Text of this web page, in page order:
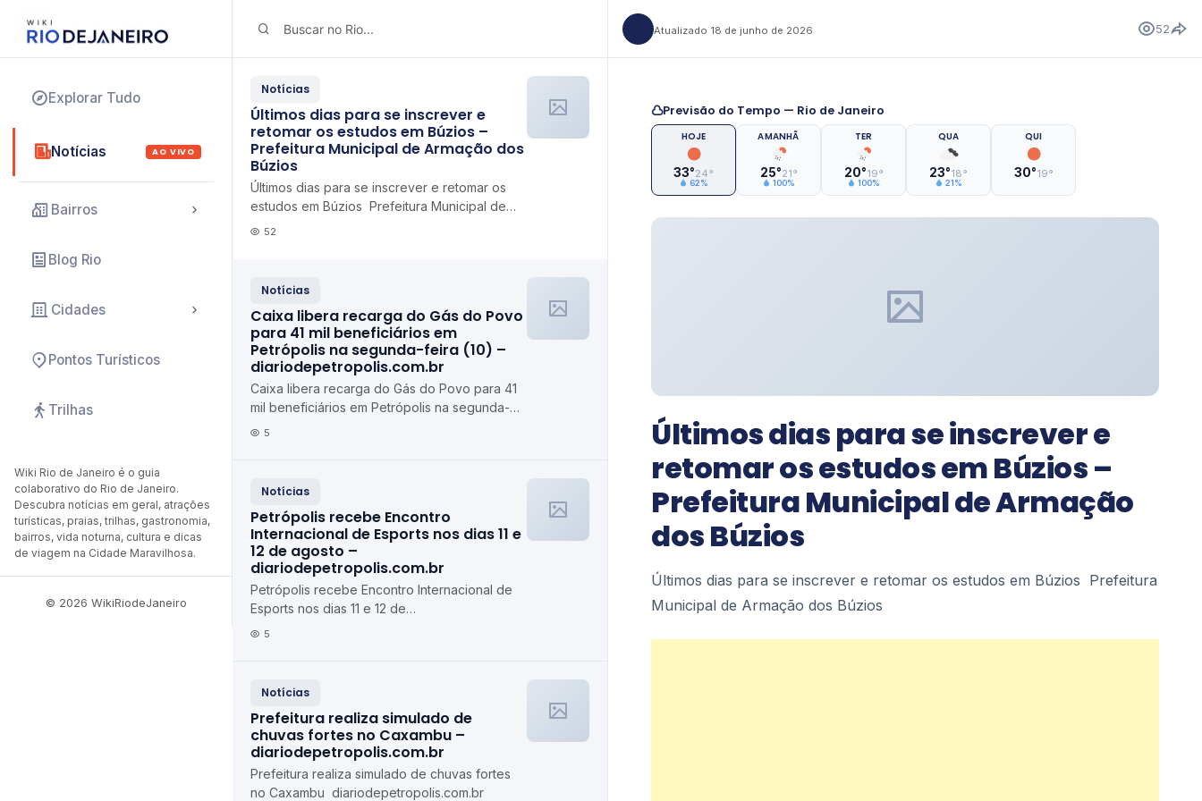
Explorar Tudo
Notícias AO VIVO
Bairros
Blog Rio
Cidades
Pontos Turísticos
Trilhas
Wiki Rio de Janeiro é o guia
colaborativo do Rio de Janeiro.
Descubra notícias em geral, atrações
turísticas, praias, trilhas, gastronomia,
bairros, vida noturna, cultura e dicas
de viagem na Cidade Maravilhosa.
© 2026 WikiRiodeJaneiro
Notícias
Últimos dias para se inscrever e
retomar os estudos em Búzios –
Prefeitura Municipal de Armação dos
Búzios
Últimos dias para se inscrever e retomar os
estudos em Búzios Prefeitura Municipal de
Armação dos Búzios
52
Notícias
Caixa libera recarga do Gás do Povo
para 41 mil beneficiários em
Petrópolis na segunda-feira (10) –
diariodepetropolis.com.br
Caixa libera recarga do Gás do Povo para 41
mil beneficiários em Petrópolis na segunda-
feira (10) diariodepetropolis.com.br
5
Notícias
Petrópolis recebe Encontro
Internacional de Esports nos dias 11 e
12 de agosto –
diariodepetropolis.com.br
Petrópolis recebe Encontro Internacional de
Esports nos dias 11 e 12 de
agosto diariodepetropolis.com.br
5
Notícias
Prefeitura realiza simulado de
chuvas fortes no Caxambu –
diariodepetropolis.com.br
Prefeitura realiza simulado de chuvas fortes
no Caxambu diariodepetropolis.com.br
Atualizado 18 de junho de 2026 52
Previsão do Tempo — Rio de Janeiro
HOJE
33°24°
62%
AMANHÃ
25°21°
100%
TER
20°19°
100%
QUA
23°18°
21%
QUI
30°19°
Últimos dias para se inscrever e
retomar os estudos em Búzios –
Prefeitura Municipal de Armação
dos Búzios
Últimos dias para se inscrever e retomar os estudos em Búzios Prefeitura
Municipal de Armação dos Búzios